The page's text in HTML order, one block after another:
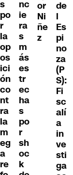
s
po
r
la
op
os
ici
ón
co
nt
ra
la
m
eg
a
re
nc
ie
ra
s
m
ás
es
tr
ec
ha
s
po
r
sh
oc
k
or
Ni
ñe
z
de
l
Es
pi
no
za
(P
S):
Fi
sc
alí
a
in
ve
sti
ga